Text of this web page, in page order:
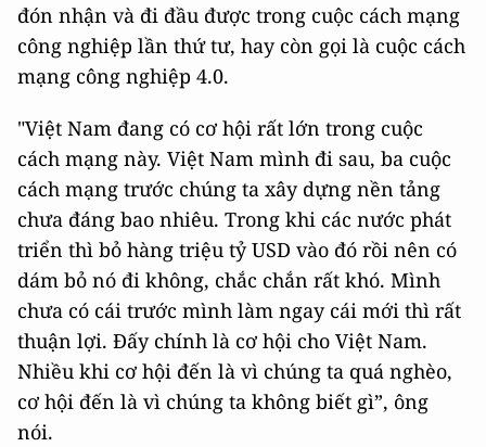
đón nhận và đi đầu được trong cuộc cách mạng
công nghiệp lần thứ tư, hay còn gọi là cuộc cách
mạng công nghiệp 4.0.
"Việt Nam đang có cơ hội rất lớn trong cuộc
cách mạng này. Việt Nam mình đi sau, ba cuộc
cách mạng trước chúng ta xây dựng nền tảng
chưa đáng bao nhiêu. Trong khi các nước phát
triển thì bỏ hàng triệu tỷ USD vào đó rồi nên có
dám bỏ nó đi không, chắc chắn rất khó. Mình
chưa có cái trước mình làm ngay cái mới thì rất
thuận lợi. Đấy chính là cơ hội cho Việt Nam.
Nhiều khi cơ hội đến là vì chúng ta quá nghèo,
cơ hội đến là vì chúng ta không biết gì”, ông
nói.